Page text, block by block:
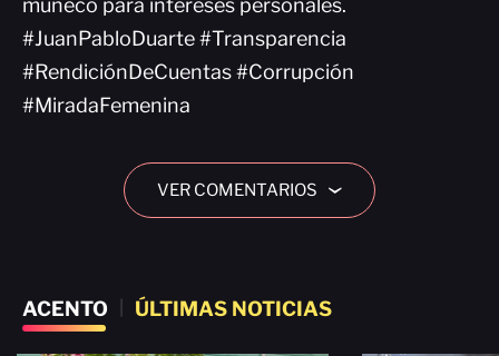
muñeco para intereses personales.
#JuanPabloDuarte #Transparencia
#RendiciónDeCuentas #Corrupción
#MiradaFemenina
VER COMENTARIOS ›
ACENTO ÚLTIMAS NOTICIAS